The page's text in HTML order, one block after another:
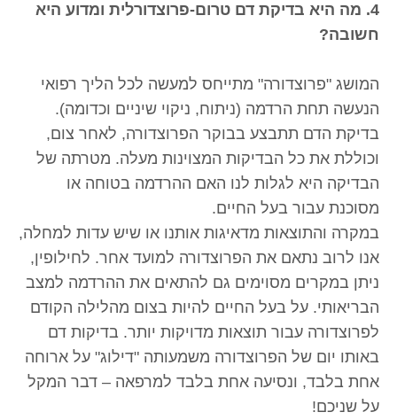
4. מה היא בדיקת דם טרום-פרוצדורלית ומדוע היא
חשובה?
המושג "פרוצדורה" מתייחס למעשה לכל הליך רפואי
הנעשה תחת הרדמה (ניתוח, ניקוי שיניים וכדומה).
בדיקת הדם תתבצע בבוקר הפרוצדורה, לאחר צום,
וכוללת את כל הבדיקות המצוינות מעלה. מטרתה של
הבדיקה היא לגלות לנו האם ההרדמה בטוחה או
מסוכנת עבור בעל החיים.
במקרה והתוצאות מדאיגות אותנו או שיש עדות למחלה,
אנו לרוב נתאם את הפרוצדורה למועד אחר. לחילופין,
ניתן במקרים מסוימים גם להתאים את ההרדמה למצב
הבריאותי. על בעל החיים להיות בצום מהלילה הקודם
לפרוצדורה עבור תוצאות מדויקות יותר. בדיקות דם
באותו יום של הפרוצדורה משמעותה "דילוג" על ארוחה
אחת בלבד, ונסיעה אחת בלבד למרפאה – דבר המקל
על שניכם!